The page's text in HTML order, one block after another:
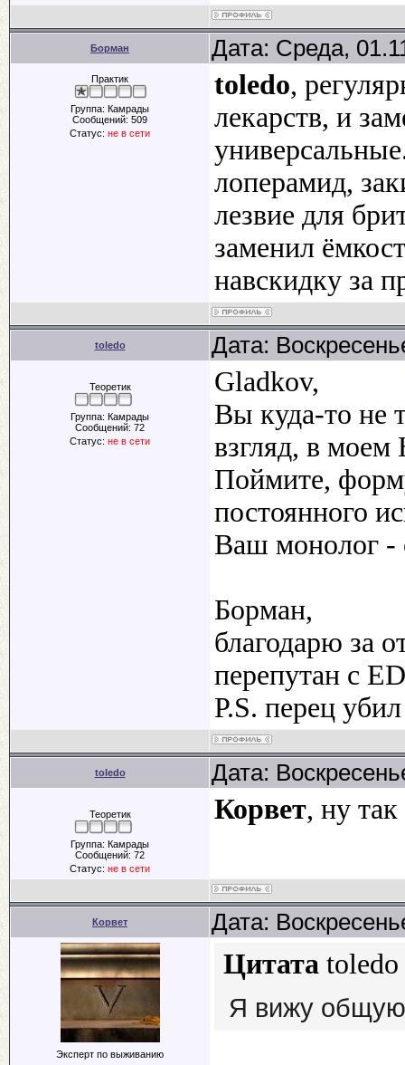
Борман Дата: Среда,
Практик
Группа: Камрады
Сообщений: 509
Статус: не в сети
toledo,
лекарств, и
лоперамид,
лезвие для
заменил
навскидку за
toledo Дата:
Теоретик
Группа: Камрады
Сообщений: 72
Статус: не в сети
Gladkov,
Вы куда-то не
взгляд, в моем
Поймите,
постоянного
Ваш монолог -
Борман,
благодарю за
перепутан с
P.S. перец
toledo Дата:
Теоретик
Группа: Камрады
Сообщений: 72
Статус: не в сети
Корвет, ну так
Корвет Дата:
Эксперт по выживанию
Цитата toledo
Я вижу